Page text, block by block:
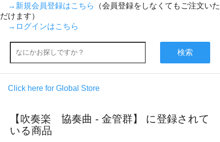
→新規会員登録はこちら
（会員登録をしなくてもご注文いた
だけます）
→ログインはこちら
検索
Click here for Global Store
【吹奏楽 協奏曲 - 金管群】 に登録されて
いる商品